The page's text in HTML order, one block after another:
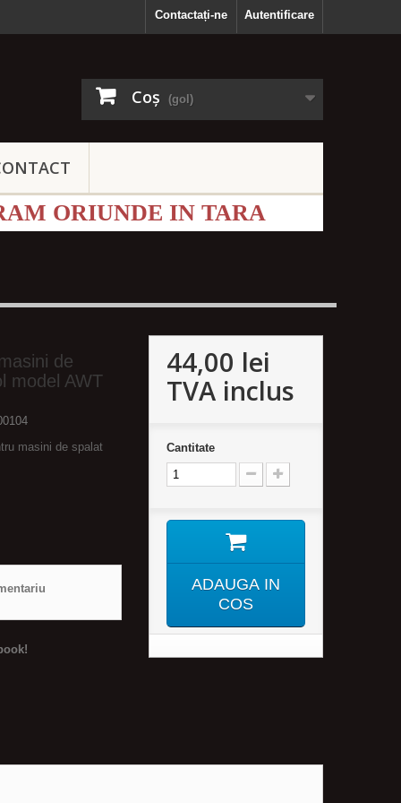
Autentificare
Contactați-ne
Coş (gol)
ORIUNDE IN TARA
de
model AWT
masini de spalat
44,00 lei
TVA inclus
Cantitate
ADAUGA IN
COS